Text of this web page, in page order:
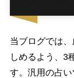
当ブログでは
しめるよう、3
す。汎用の占